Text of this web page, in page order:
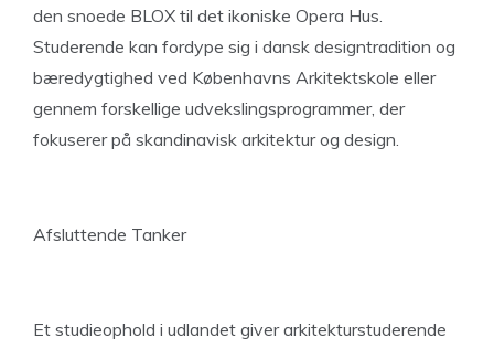
den snoede BLOX til det ikoniske Opera Hus.
Studerende kan fordype sig i dansk designtradition og
bæredygtighed ved Københavns Arkitektskole eller
gennem forskellige udvekslingsprogrammer, der
fokuserer på skandinavisk arkitektur og design.
Afsluttende Tanker
Et studieophold i udlandet giver arkitekturstuderende